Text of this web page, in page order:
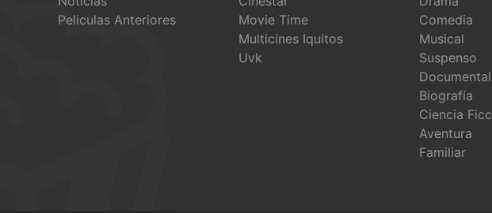
Peliculas Anteriores
Movie Time
Multicines Iquitos
Uvk
Comedia
Musical
Suspenso
Documental
Biografía
Ciencia
Aventura
Familiar